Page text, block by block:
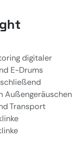
digitaler
E-Drums
Außengeräuschen
Transport